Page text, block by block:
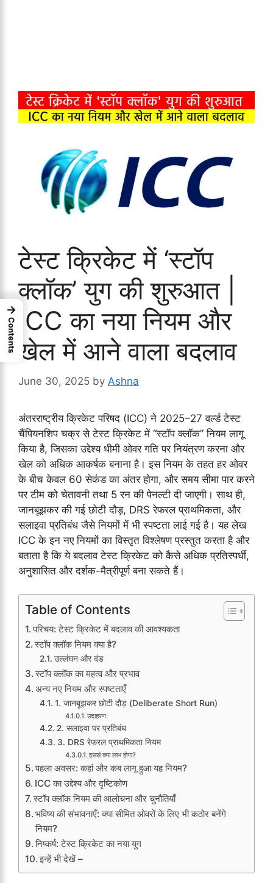
टेस्ट क्रिकेट में ‘स्टॉप
क्लॉक’ युग की शुरुआत |
ICC का नया नियम और
खेल में आने वाला बदलाव
June 30, 2025 by Ashna
अंतरराष्ट्रीय क्रिकेट परिषद (ICC) ने 2025–27 वर्ल्ड टेस्ट
चैंपियनशिप चक्र से टेस्ट क्रिकेट में “स्टॉप क्लॉक” नियम लागू
किया है, जिसका उद्देश्य धीमी ओवर गति पर नियंत्रण करना और
खेल को अधिक आकर्षक बनाना है। इस नियम के तहत हर ओवर
के बीच केवल 60 सेकंड का अंतर होगा, और समय सीमा पार करने
पर टीम को चेतावनी तथा 5 रन की पेनल्टी दी जाएगी। साथ ही,
जानबूझकर की गई छोटी दौड़, DRS रेफरल प्राथमिकता, और
सलाइवा प्रतिबंध जैसे नियमों में भी स्पष्टता लाई गई है। यह लेख
ICC के इन नए नियमों का विस्तृत विश्लेषण प्रस्तुत करता है और
बताता है कि ये बदलाव टेस्ट क्रिकेट को कैसे अधिक प्रतिस्पर्धी,
अनुशासित और दर्शक-मैत्रीपूर्ण बना सकते हैं।
Table of Contents
परिचय: टेस्ट क्रिकेट में बदलाव की आवश्यकता
स्टॉप क्लॉक नियम क्या है?
उल्लंघन और दंड
स्टॉप क्लॉक का महत्व और प्रभाव
अन्य नए नियम और स्पष्टताएँ
1. जानबूझकर छोटी दौड़ (Deliberate Short Run)
उदाहरण:
2. सलाइवा पर प्रतिबंध
3. DRS रेफरल प्राथमिकता नियम
इससे क्या लाभ होगा?
पहला अवसर: कहां और कब लागू हुआ यह नियम?
ICC का उद्देश्य और दृष्टिकोण
स्टॉप क्लॉक नियम की आलोचना और चुनौतियाँ
भविष्य की संभावनाएँ: क्या सीमित ओवरों के लिए भी कठोर बनेंगे
नियम?
निष्कर्ष: टेस्ट क्रिकेट का नया युग
इन्हें भी देखें –
→
Contents